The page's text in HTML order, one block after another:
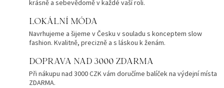
krásně a sebevědomě v každé vaší roli.
LOKÁLNÍ MÓDA
Navrhujeme a šijeme v Česku v souladu s konceptem slow
fashion. Kvalitně, precizně a s láskou k ženám.
DOPRAVA NAD 3000 ZDARMA
Při nákupu nad 3000 CZK vám doručíme balíček na výdejní místa
ZDARMA.